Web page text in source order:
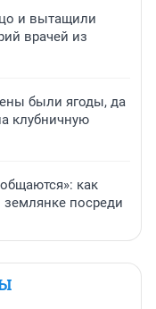
и вытащили
врачей из
были ягоды, да
клубничную
как
посреди